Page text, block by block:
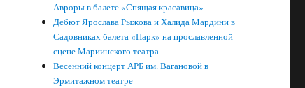
Авроры в балете «Спящая красавица»
Дебют Ярослава Рыжова и Халида Мардини в
Садовниках балета «Парк» на прославленной
сцене Мариинского театра
Весенний концерт АРБ им. Вагановой в
Эрмитажном театре